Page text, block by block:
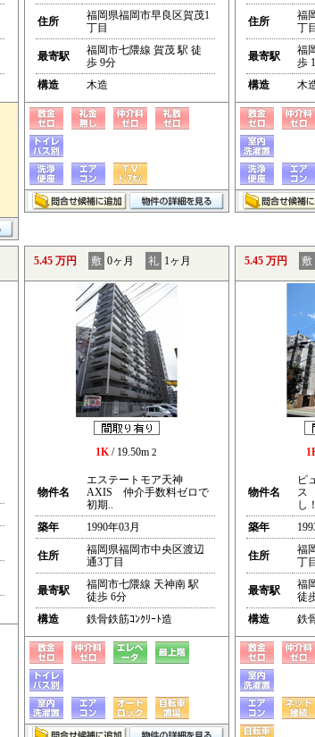
住所
福岡県福岡市早良区賀茂1
丁目
最寄駅
福岡市七隈線 賀茂 駅 徒
歩 9分
構造
木造
住所
福
丁目
最寄駅
福
歩
構造
木
5.45 万円 敷 0ヶ月 礼 1ヶ月
1K/ 19.50m 2
物件名
エステートモア天神
AXIS 仲介手数料ゼロで
初期..
築年
1990年03月
住所
福岡県福岡市中央区渡辺
通3丁目
最寄駅
福岡市七隈線 天神南 駅
徒歩 6分
構造
鉄骨鉄筋ｺﾝｸﾘｰﾄ造
5.45 万円 敷
物件名
ピ
ス
し！
築年
住所
福
丁目
最寄駅
福
徒
構造
鉄